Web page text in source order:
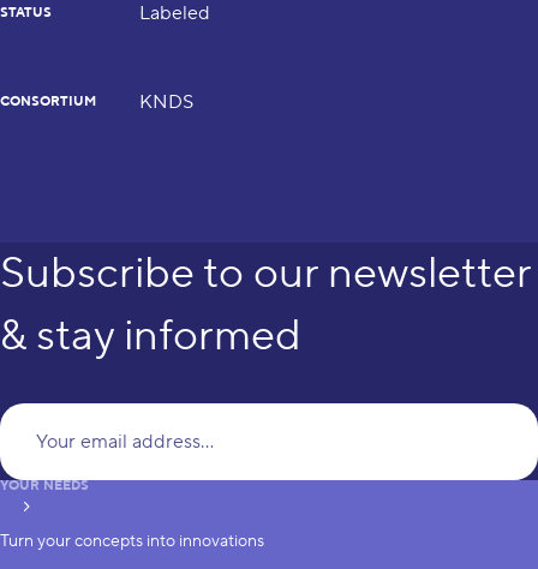
STATUS Labeled
CONSORTIUM KNDS
Subscribe to our newsletter
& stay informed
subscribe
YOUR NEEDS
Turn your concepts into innovations